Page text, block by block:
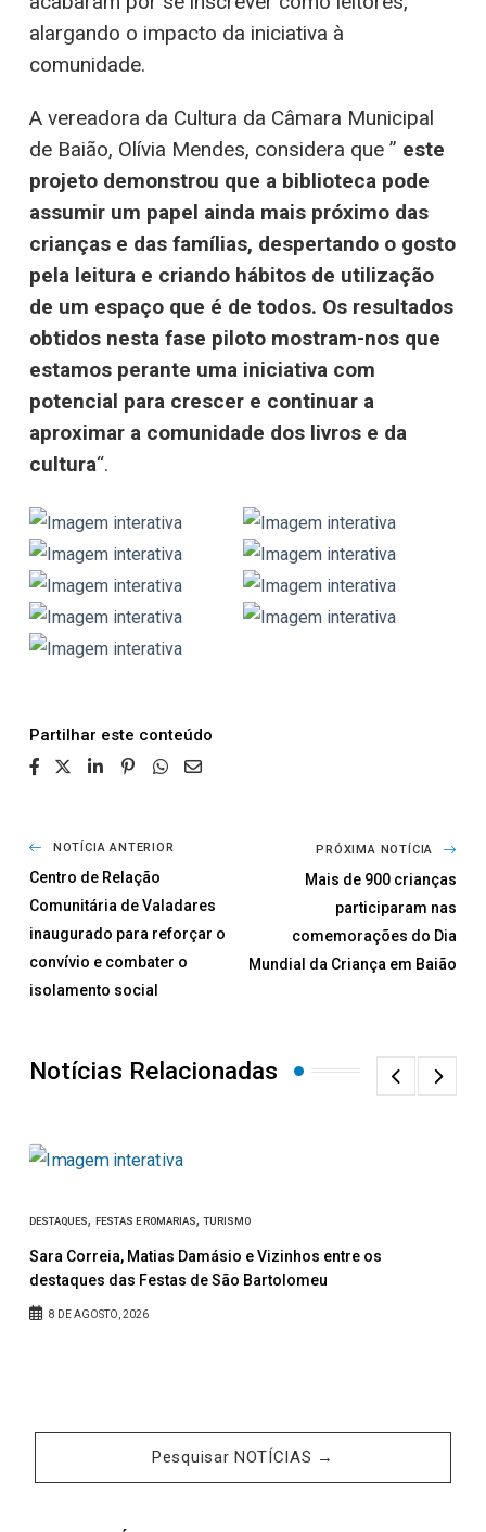
alargando o impacto da iniciativa à
comunidade.
A vereadora da Cultura da Câmara Municipal
de Baião, Olívia Mendes, considera que ” este
projeto demonstrou que a biblioteca pode
assumir um papel ainda mais próximo das
crianças e das famílias, despertando o gosto
pela leitura e criando hábitos de utilização
de um espaço que é de todos. Os resultados
obtidos nesta fase piloto mostram-nos que
estamos perante uma iniciativa com
potencial para crescer e continuar a
aproximar a comunidade dos livros e da
cultura“.
Partilhar
NOTÍCIA ANTERIOR
Centro de Relação
Comunitária de Valadares
inaugurado para reforçar o
convívio e combater o
isolamento social
PRÓXIMA NOTÍCIA
Mais de 900 crianças
participaram nas
comemorações do Dia
Mundial da Criança em Baião
Notícias Relacionadas
DESTAQUES, FESTAS E ROMARIAS,TURISMO
Sara Correia, Matias Damásio e Vizinhos entre os
destaques das Festas de São Bartolomeu
8 DE AGOSTO, 2026
Pesquisar NOTÍCIAS →